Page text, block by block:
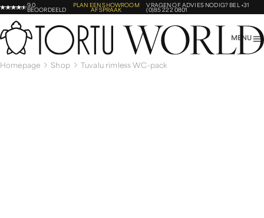
9,0
BEOORDEELD
PLAN EEN SHOWROOM
AFSPRAAK
VRAGEN OF ADVIES NODIG? BEL +31
(0)85 222 0801
MENU
Homepage Shop Tuvalu rimless WC-pack